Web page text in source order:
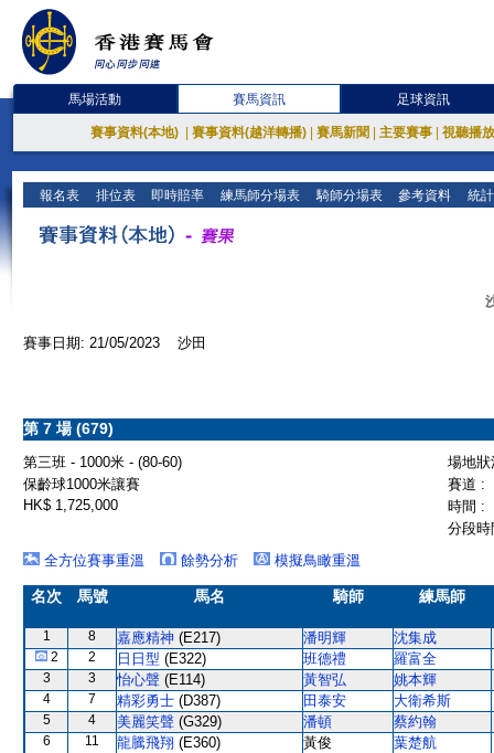
馬場活動 賽馬資訊 足球資訊
賽事資料(本地) 賽事資料(越洋轉播) 賽馬新聞 主要賽事 視聽播
報名表 排位表 即時賠率 練馬師分場表 騎師分場表 參考資料 統
賽事日期: 21/05/2023 沙田
第 7 場 (679)
第三班 - 1000米 - (80-60)
場地
保齡球1000米讓賽
賽道 :
HK$ 1,725,000
時間 :
分段
全方位賽事重溫
餘勢分析 模擬鳥瞰重溫
名次 馬號 馬名 騎師 練馬師
1 8 嘉應精神 (E217) 潘明輝 沈集成
2 2 日日型 (E322) 班德禮 羅富全
3 3 怡心聲 (E114) 黃智弘 姚本輝
4 7 精彩勇士 (D387) 田泰安 大衛希斯
5 4 美麗笑聲 (G329) 潘頓 蔡約翰
6 11 龍騰飛翔 (E360) 黃俊 葉楚航